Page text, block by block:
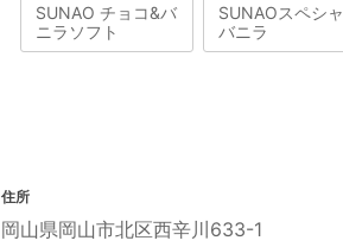
SUNAO チョコ&バ
ニラソフト
SUNAOスペシ
バニラ
住所
岡山県岡山市北区西辛川633-1